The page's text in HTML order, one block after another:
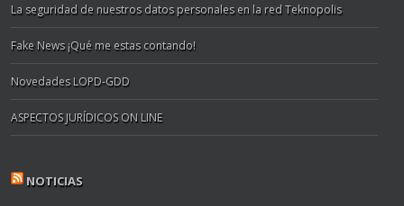
La seguridad de nuestros datos personales en la red Teknopolis
Fake News ¡Qué me estas contando!
Novedades LOPD-GDD
ASPECTOS JURÍDICOS ON LINE
NOTICIAS